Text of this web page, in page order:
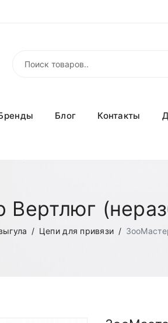
Блог Контакты
Вертлюг
Цепи для привязи